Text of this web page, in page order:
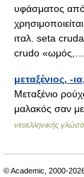
υφάσματος από
ιταλ. seta
crudo
μεταξένιος, -
Μεταξένιο
μαλακός σαν
νεοελληνικής
© Academic, 2000-